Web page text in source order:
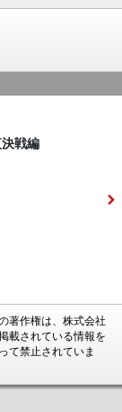
戦編
著作権は、株式会社
載されている情報を
て禁止されていま